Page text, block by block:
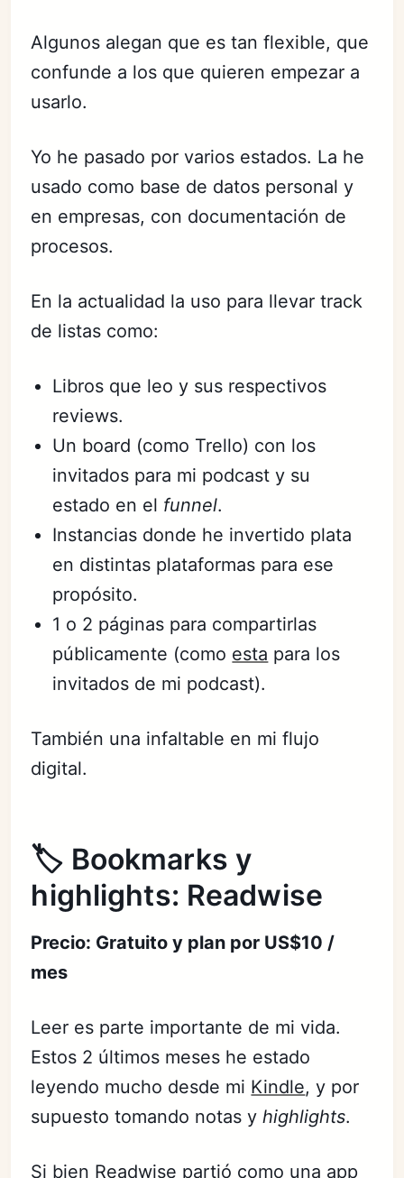
Algunos alegan que es tan flexible, que
confunde a los que quieren empezar a
usarlo.
Yo he pasado por varios estados. La he
usado como base de datos personal y
en empresas, con documentación de
procesos.
En la actualidad la uso para llevar track
de listas como:
Libros que leo y sus respectivos
reviews.
Un board (como Trello) con los
invitados para mi podcast y su
estado en el funnel.
Instancias donde he invertido plata
en distintas plataformas para ese
propósito.
1 o 2 páginas para compartirlas
públicamente (como esta para los
invitados de mi podcast).
También una infaltable en mi flujo
digital.
🏷️ Bookmarks y
highlights: Readwise
Precio: Gratuito y plan por US$10 /
mes
Leer es parte importante de mi vida.
Estos 2 últimos meses he estado
leyendo mucho desde mi Kindle, y por
supuesto tomando notas yhighlights.
Si bien Readwise partió como una app